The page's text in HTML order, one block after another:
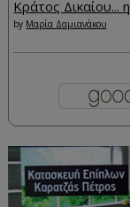
Κράτος Δικαίου...
by Μαρία Δαμιανάκου